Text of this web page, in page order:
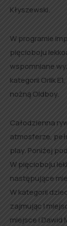
Kłyszewski.
W programie
pięcioboju
wspomniane
kategorii Orlik
nożną Oldboy.
Całodzienna
atmosferze,
play. Poniżej
W pięcioboju
następujące
W kategorii
zajmując I
miejsce i Dawid